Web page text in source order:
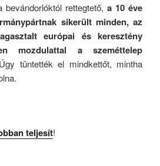
rettegtető, a 10 éve
sikerült minden, az
európai és keresztény
mozdulattal a szeméttelep
tüntették el mindkettőt, mintha
teljesít!